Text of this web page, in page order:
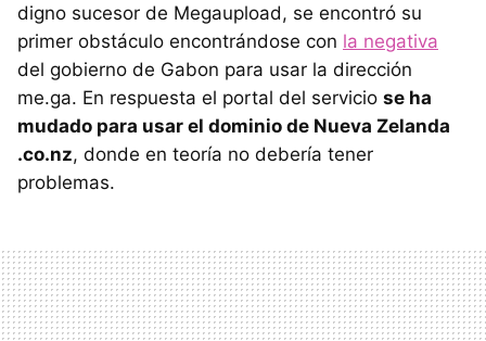
digno sucesor de Megaupload, se encontró su
primer obstáculo encontrándose con la negativa
del gobierno de Gabon para usar la dirección
me.ga. En respuesta el portal del servicio se ha
mudado para usar el dominio de Nueva Zelanda
.co.nz, donde en teoría no debería tener
problemas.